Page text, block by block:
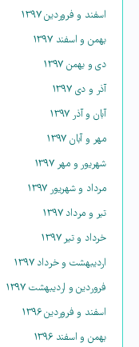
اسفند و فروردین ۱۳۹۷
بهمن و اسفند ۱۳۹۷
دی و بهمن ۱۳۹۷
آذر و دی ۱۳۹۷
آبان و آذر ۱۳۹۷
مهر و آبان ۱۳۹۷
شهریور و مهر ۱۳۹۷
مرداد و شهریور ۱۳۹۷
تیر و مرداد ۱۳۹۷
خرداد و تیر ۱۳۹۷
اردیبهشت و خرداد ۱۳۹۷
فروردین و اردیبهشت ۱۳۹۷
اسفند و فروردین ۱۳۹۶
بهمن و اسفند ۱۳۹۶